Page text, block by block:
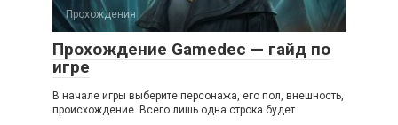
Прохождения
Прохождение Gamedec — гайд по
игре
В начале игры выберите персонажа, его пол, внешность,
происхождение. Всего лишь одна строка будет